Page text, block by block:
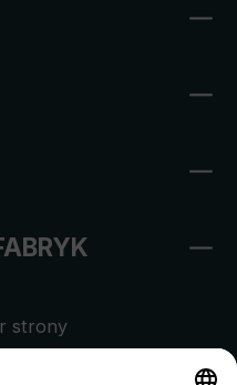
strony